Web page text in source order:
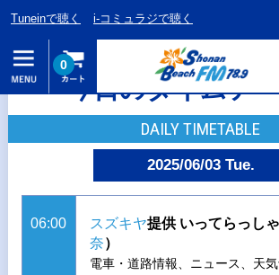
Tuneinで聴く i-コミュラジで聴く
0
今日のタイムテ
DAILY TIMETABLE
2025/06/03 Tue.
06:00 スズキヤ提供 いってらっし
奈）
電車・道路情報、ニュース、天